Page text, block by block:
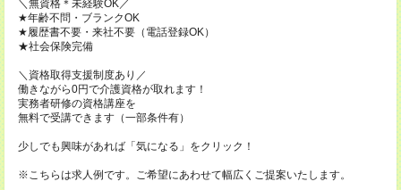
＼無資格＊未経験OK／
★年齢不問・ブランクOK
★履歴書不要・来社不要（電話登録OK）
★社会保険完備
＼資格取得支援制度あり／
働きながら0円で介護資格が取れます！
実務者研修の資格講座を
無料で受講できます（一部条件有）
少しでも興味があれば「気になる」をクリック！
※こちらは求人例です。ご希望にあわせて幅広くご提案いたします。